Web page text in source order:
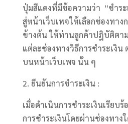
ปุ่มสีแดงที่มีข้อความว่า “ชำร
สู่หน้าเว็บเพจให้เลือกช่องทาง
ข้างต้น ให้ท่านลูกค้าปฎิบัติตา
แต่ละช่องทางวิธีการชำระเงิน
บนหน้าเว็บเพจ นั้น ๆ
2. ยืนยันการชำระเงิน :
เมื่อดำเนินการชำระเงินเรียบ
การชำระเงินโดยผ่านช่องทาง